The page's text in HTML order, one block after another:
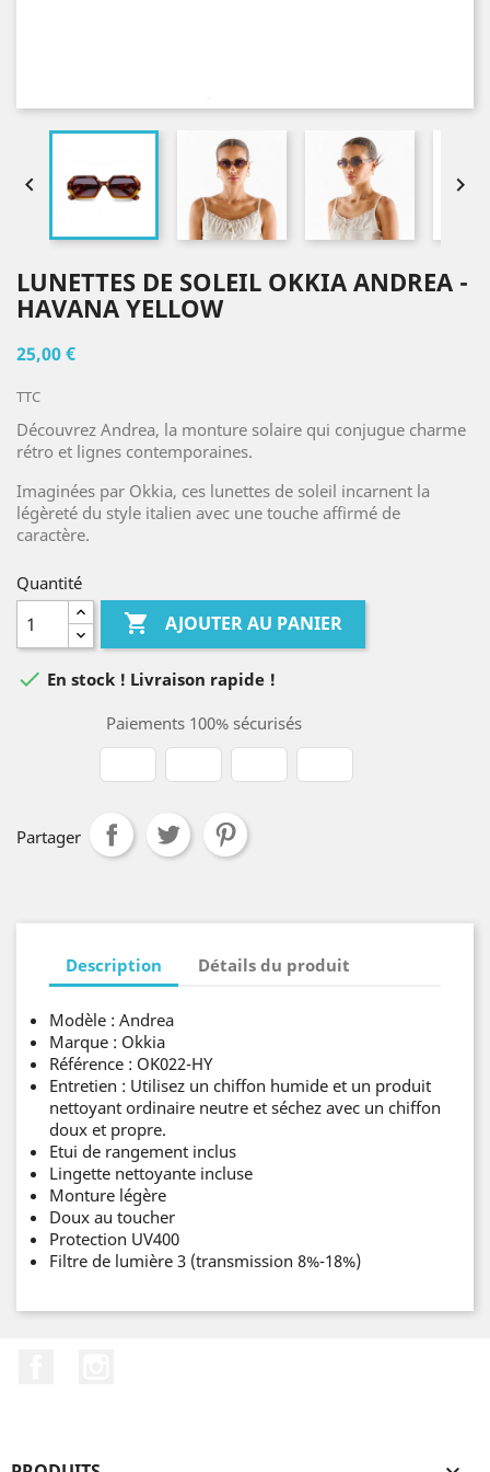
 
LUNETTES DE SOLEIL OKKIA ANDREA -
HAVANA YELLOW
25,00 €
TTC
Découvrez Andrea, la monture solaire qui conjugue charme
rétro et lignes contemporaines.
Imaginées par Okkia, ces lunettes de soleil incarnent la
légèreté du style italien avec une touche affirmé de
caractère.
Quantité
 AJOUTER AU PANIER
 En stock ! Livraison rapide !
Paiements 100% sécurisés
Partager
Description Détails du produit
Modèle : Andrea
Marque : Okkia
Référence : OK022-HY
Entretien : Utilisez un chiffon humide et un produit
nettoyant ordinaire neutre et séchez avec un chiffon
doux et propre.
Etui de rangement inclus
Lingette nettoyante incluse
Monture légère
Doux au toucher
Protection UV400
Filtre de lumière 3 (transmission 8%-18%)